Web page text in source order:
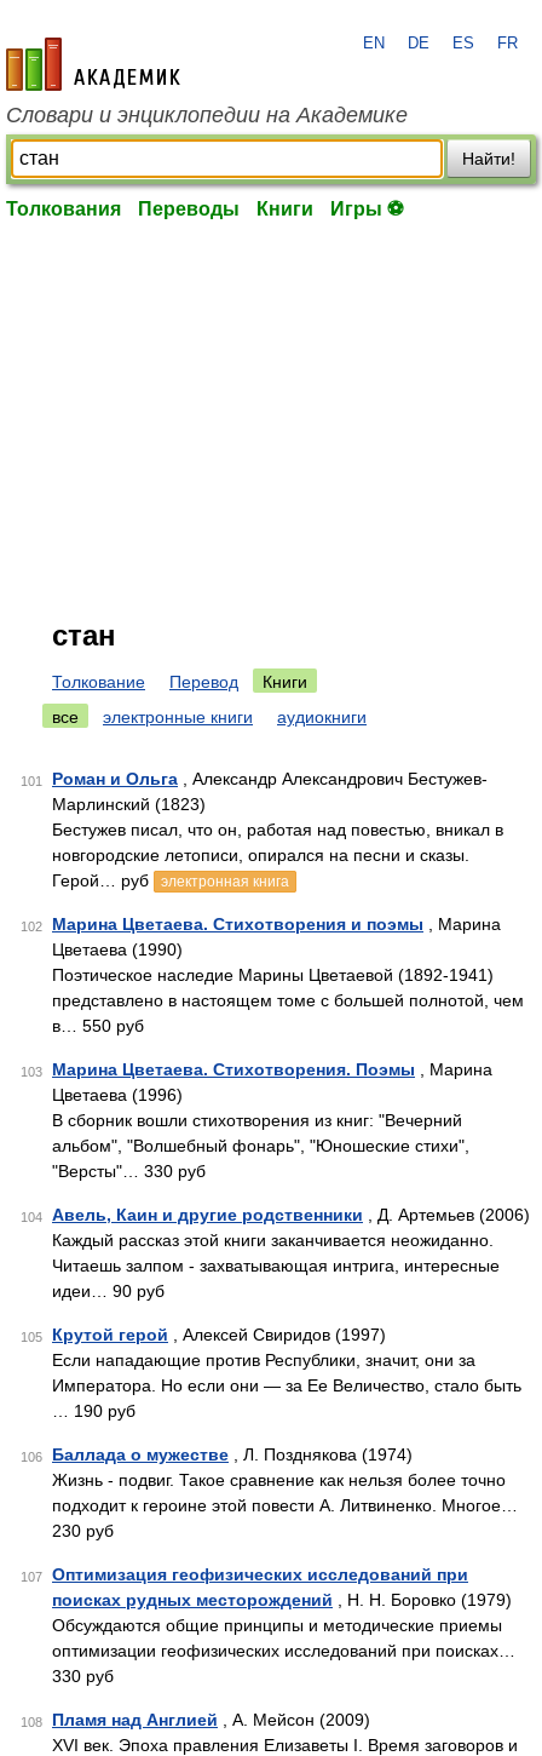
academic.ru
EN DE ES FR
Словари и энциклопедии на Академике
Найти!
Толкования Переводы Книги Игры ⚽
стан
Толкование Перевод
Книги
все
электронные книги аудиокниги
101 Роман и Ольга , Александр Александрович Бестужев-
Марлинский (1823)
Бестужев писал, что он, работая над повестью, вникал в
новгородские летописи, опирался на песни и сказы.
Герой… руб
электронная книга
102 Марина Цветаева. Стихотворения и поэмы , Марина
Цветаева (1990)
Поэтическое наследие Марины Цветаевой (1892-1941)
представлено в настоящем томе с большей полнотой, чем
в… 550 руб
103 Марина Цветаева. Стихотворения. Поэмы , Марина
Цветаева (1996)
В сборник вошли стихотворения из книг: "Вечерний
альбом", "Волшебный фонарь", "Юношеские стихи",
"Версты"… 330 руб
104 Авель, Каин и другие родственники , Д. Артемьев (2006)
Каждый рассказ этой книги заканчивается неожиданно.
Читаешь залпом - захватывающая интрига, интересные
идеи… 90 руб
105 Крутой герой , Алексей Свиридов (1997)
Если нападающие против Республики, значит, они за
Императора. Но если они — за Ее Величество, стало быть
… 190 руб
106 Баллада о мужестве , Л. Позднякова (1974)
Жизнь - подвиг. Такое сравнение как нельзя более точно
подходит к героине этой повести А. Литвиненко. Многое…
230 руб
107
Оптимизация геофизических исследований при
поисках рудных месторождений , Н. Н. Боровко (1979)
Обсуждаются общие принципы и методические приемы
оптимизации геофизических исследований при поисках…
330 руб
108 Пламя над Англией , А. Мейсон (2009)
XVI век. Эпоха правления Елизаветы I. Время заговоров и